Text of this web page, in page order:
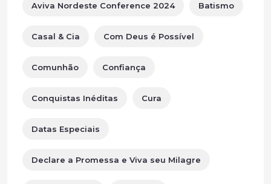
Aviva Nordeste Conference 2024 Batismo
Casal & Cia Com Deus é Possível
Comunhão Confiança
Conquistas Inéditas Cura
Datas Especiais
Declare a Promessa e Viva seu Milagre